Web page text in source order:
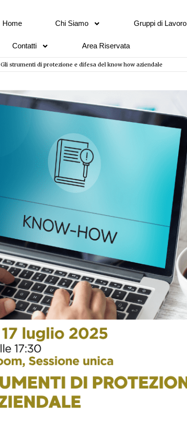
Home Chi Siamo Gruppi di Lavoro
Contatti Area Riservata
Gli strumenti di protezione e difesa del know how aziendale